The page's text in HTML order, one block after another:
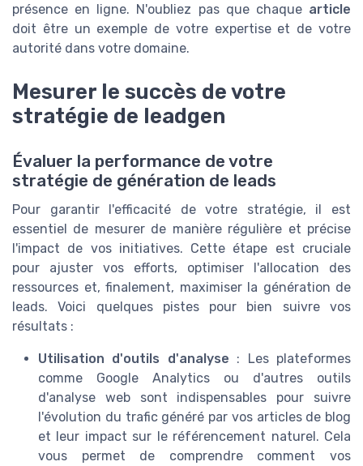
présence en ligne. N'oubliez pas que chaque article
doit être un exemple de votre expertise et de votre
autorité dans votre domaine.
Mesurer le succès de votre
stratégie de leadgen
Évaluer la performance de votre
stratégie de génération de leads
Pour garantir l'efficacité de votre stratégie, il est
essentiel de mesurer de manière régulière et précise
l'impact de vos initiatives. Cette étape est cruciale
pour ajuster vos efforts, optimiser l'allocation des
ressources et, finalement, maximiser la génération de
leads. Voici quelques pistes pour bien suivre vos
résultats :
Utilisation d'outils d'analyse : Les plateformes
comme Google Analytics ou d'autres outils
d'analyse web sont indispensables pour suivre
l'évolution du trafic généré par vos articles de blog
et leur impact sur le référencement naturel. Cela
vous permet de comprendre comment vos